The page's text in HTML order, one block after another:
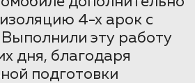
4-х арок с
эту работу
дня, благодаря
подготовки